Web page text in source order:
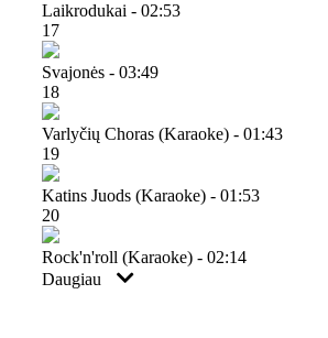
Laikrodukai - 02:53
17
Svajonės - 03:49
18
Varlyčių Choras (karaoke) - 01:43
19
Katins Juods (karaoke) - 01:53
20
Rock'n'roll (karaoke) - 02:14
Daugiau